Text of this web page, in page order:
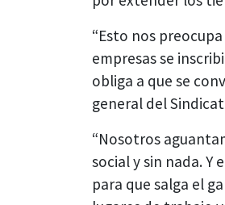
“Esto nos
empresas se
obliga a que se
general del
“Nosotros
social y sin nada. Y
para que salga el